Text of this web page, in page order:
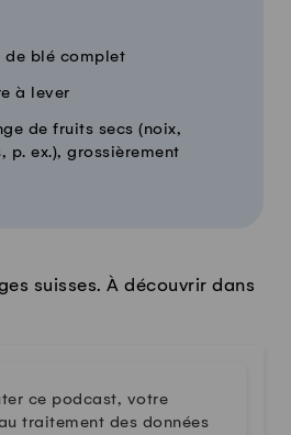
de blé complet
à lever
de fruits secs (noix,
p. ex.), grossièrement
suisses. À découvrir dans
ce podcast, votre
traitement des données